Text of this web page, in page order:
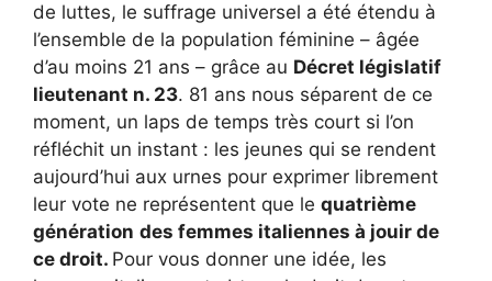
de luttes, le suffrage universel a été étendu à
l’ensemble de la population féminine – âgée
d’au moins 21 ans – grâce au Décret législatif
lieutenant n. 23. 81 ans nous séparent de ce
moment, un laps de temps très court si l’on
réfléchit un instant : les jeunes qui se rendent
aujourd’hui aux urnes pour exprimer librement
leur vote ne représentent que le quatrième
génération des femmes italiennes à jouir de
ce droit. Pour vous donner une idée, les